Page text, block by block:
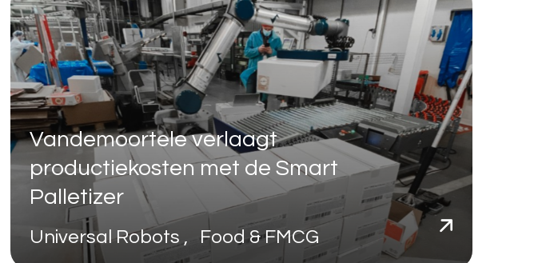
Vandemoortele verlaagt
productiekosten met de Smart
Palletizer
Universal Robots , Food & FMCG